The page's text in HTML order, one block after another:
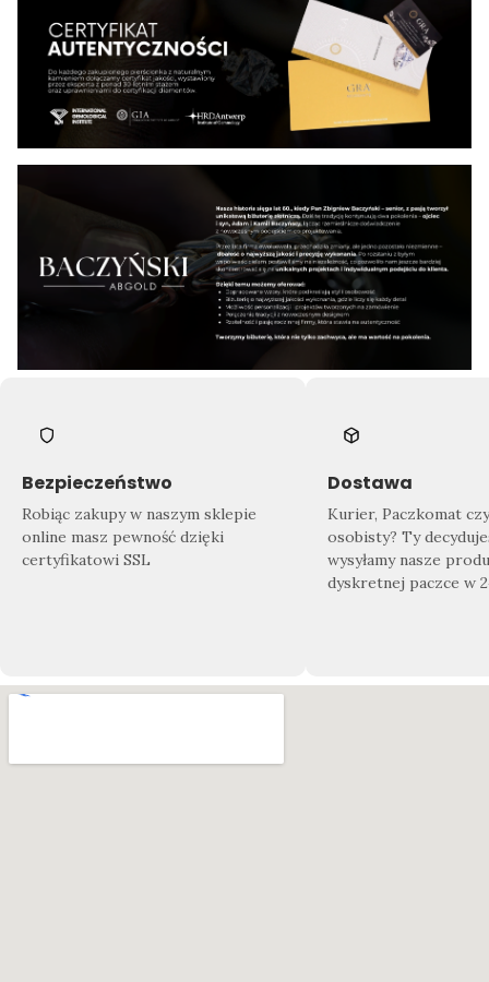
Bezpieczeństwo
Robiąc zakupy w naszym sklepie
online masz pewność dzięki
certyfikatowi SSL
Dostawa
Kurier, Paczkomat
osobisty? Ty
wysyłamy nasze
dyskretnej paczce w